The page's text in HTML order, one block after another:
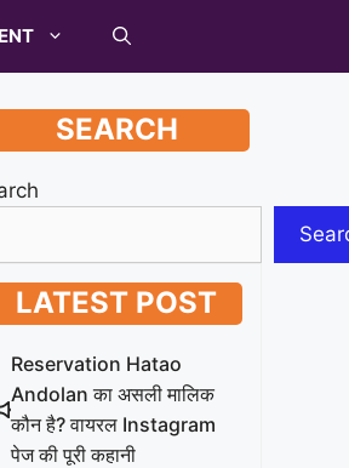
SEARCH
LATEST POST
Reservation Hatao
Andolan का असली मालिक
कौन है? वायरल Instagram
पेज की पूरी कहानी